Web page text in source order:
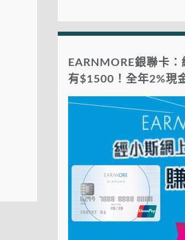
EARNMORE銀聯卡
有$1500！全年2%現